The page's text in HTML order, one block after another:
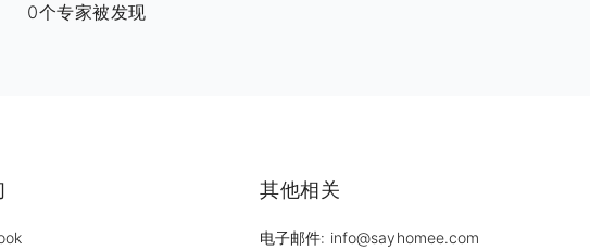
0个专家被发现
其他相关
电子邮件: info@sayhomee.com